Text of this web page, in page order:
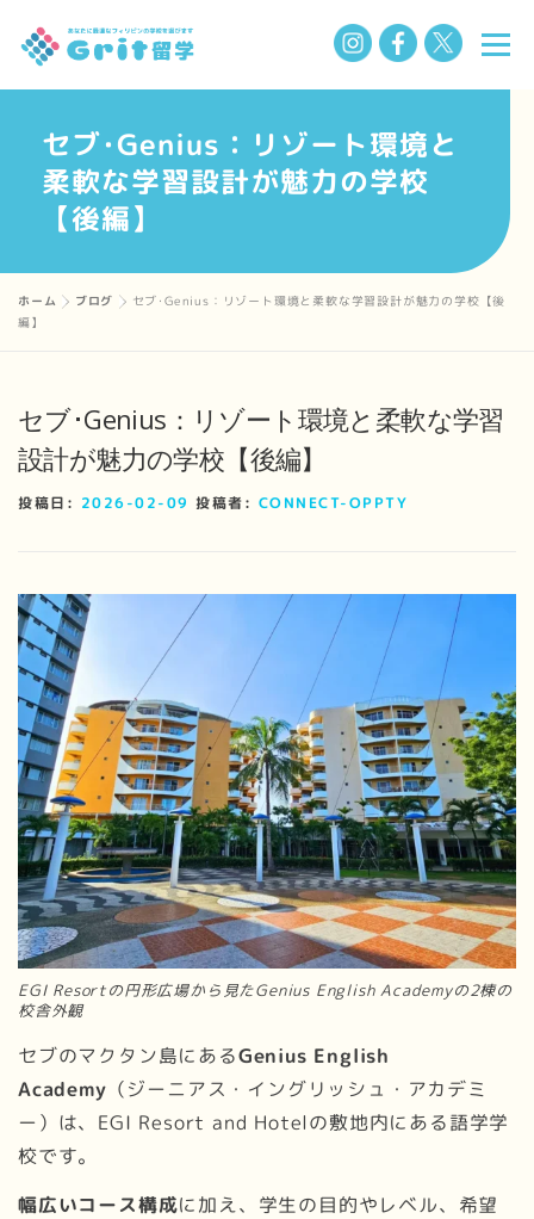
プ
メニ
選ばれる理由 フィリピン留学の魅力 留学までの流れ
学校一覧 Q&A
BLOG
セブ･Genius：リゾート環境と
柔軟な学習設計が魅力の学校
【後編】
ホーム » ブログ » セブ･Genius：リゾート環境と柔軟な学習設計が魅力の学校【後
編】
セブ･Genius：リゾート環境と柔軟な学習
設計が魅力の学校【後編】
投稿日: 2026-02-09 投稿者: CONNECT-OPPTY
EGI Resortの円形広場から見たGenius English Academyの2棟の
校舎外観
セブのマクタン島にあるGenius English
Academy （ジーニアス・イングリッシュ・アカデミ
ー）は、EGI Resort and Hotelの敷地内にある語学学
校です。
幅広いコース構成に加え、学生の目的やレベル、希望